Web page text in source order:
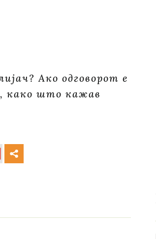
Ако одговорот е
како што кажав